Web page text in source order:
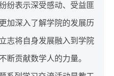
纷表示深受感动、受益匪
加深入了解学院的发展历
志将自身发展融入到学院
断贡献数学人的力量。